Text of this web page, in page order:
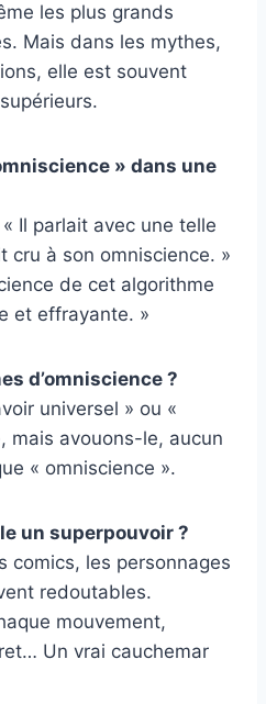
les plus grands
Mais dans les mythes,
elle est souvent
» dans une
Il parlait avec une telle
cru à son omniscience. »
de cet algorithme
et effrayante. »
d’omniscience ?
universel » ou «
mais avouons-le, aucun
« omniscience ».
un superpouvoir ?
comics, les personnages
redoutables.
mouvement,
Un vrai cauchemar